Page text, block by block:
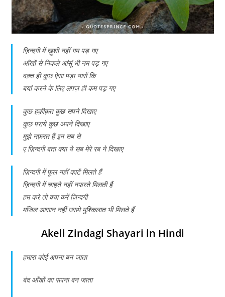
ज़िन्दगी में ख़ुशी नहीं गम पड़ गए
आँखों से निकले आंसूं भी नम पड़ गए
वक़्त ही कुछ ऐसा पड़ा यारों कि
बयां करने के लिए लफ्ज़ ही कम पड़ गए
कुछ हक़ीक़त कुछ सपने दिखाए
कुछ पराये कुछ अपने दिखाए
मुझे नफ़रत हैं इन सब से
ए ज़िन्दगी बता क्या ये सब मेरे रब ने दिखाए
ज़िन्दगी में फूल नहीं काटें मिलते हैं
ज़िन्दगी में चाहते नहीं नफरते मिलती हैं
हम करे तो क्या करें ज़िन्दगी
मंजिल आसान नहीं उसमे मुश्किलात भी मिलते हैं
Akeli Zindagi Shayari in Hindi
हमारा कोई अपना बन जाता
बंद आँखों का सपना बन जाता